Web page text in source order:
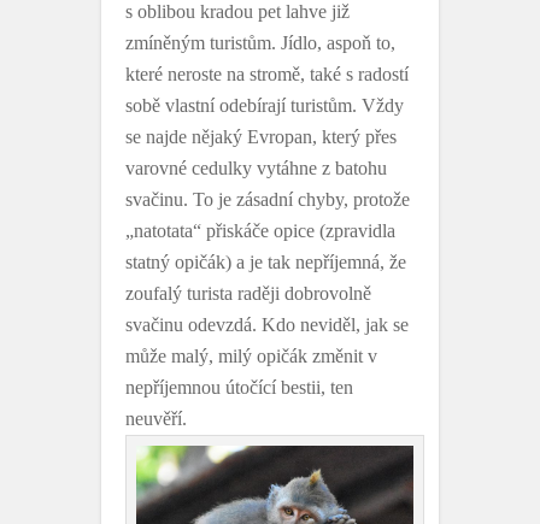
s oblibou kradou pet lahve již
zmíněným turistům. Jídlo, aspoň to,
které neroste na stromě, také s radostí
sobě vlastní odebírají turistům. Vždy
se najde nějaký Evropan, který přes
varovné cedulky vytáhne z batohu
svačinu. To je zásadní chyby, protože
„natotata“ přiskáče opice (zpravidla
statný opičák) a je tak nepříjemná, že
zoufalý turista raději dobrovolně
svačinu odevzdá. Kdo neviděl, jak se
může malý, milý opičák změnit v
nepříjemnou útočící bestii, ten
neuvěří.